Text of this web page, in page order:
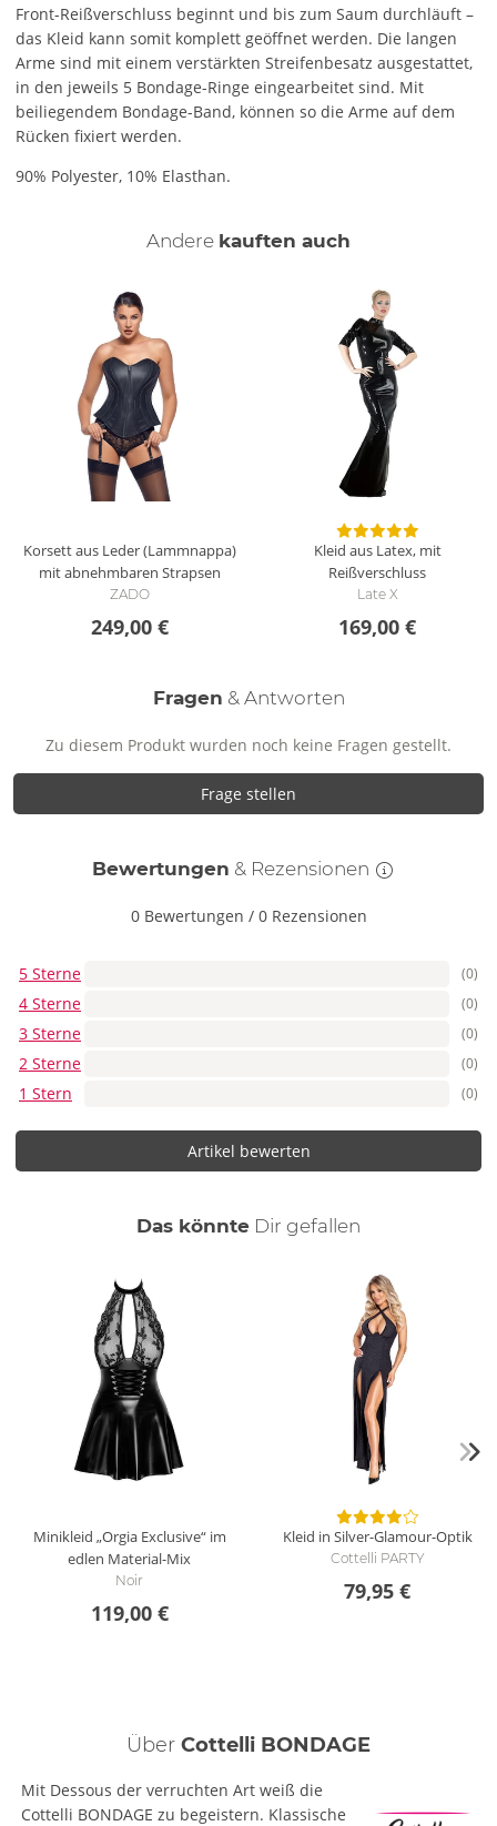
Front-Reißverschluss beginnt und bis zum Saum durchläuft –
das Kleid kann somit komplett geöffnet werden. Die langen
Arme sind mit einem verstärkten Streifenbesatz ausgestattet,
in den jeweils 5 Bondage-Ringe eingearbeitet sind. Mit
beiliegendem Bondage-Band, können so die Arme auf dem
Rücken fixiert werden.
90% Polyester, 10% Elasthan.
Andere kauften auch
Korsett aus Leder (Lammnappa)
mit abnehmbaren Strapsen
ZADO
249,00 €
Kleid aus Latex, mit
Reißverschluss
Late X
169,00 €
Fragen & Antworten
Zu diesem Produkt wurden noch keine Fragen gestellt.
Frage stellen
Bewertungen & Rezensionen
0 Bewertungen / 0 Rezensionen
5 Sterne (0)
4 Sterne (0)
3 Sterne (0)
2 Sterne (0)
1 Stern (0)
Artikel bewerten
Das könnte Dir auch
gefallen
Minikleid „Orgia Exclusive“ im
edlen Material-Mix
Noir
119,00 €
Kleid in Silver-Glamour-Optik
Cottelli PARTY
79,95 €
Über Cottelli BONDAGE
Mit Dessous der verruchten Art weiß die
Cottelli BONDAGE zu begeistern. Klassische